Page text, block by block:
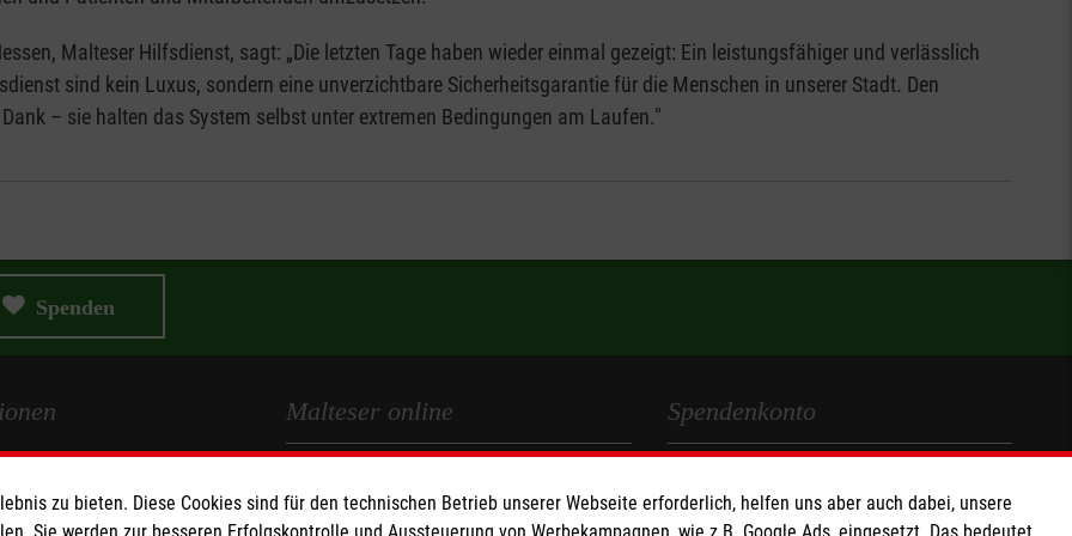
Malteser Hilfsdienst, sagt: „Die letzten Tage haben wieder einmal gezeigt: Ein leistungsfähiger und verlässlich
sind kein Luxus, sondern eine unverzichtbare Sicherheitsgarantie für die Menschen in unserer Stadt. Den
– sie halten das System selbst unter extremen Bedingungen am Laufen."
Spenden
Malteser online
Malteser Jugend
Spendenkonto
IBAN: DE68 3706 0193 4006 4700 20
zu bieten. Diese Cookies sind für den technischen Betrieb unserer Webseite erforderlich, helfen uns aber auch dabei, unsere